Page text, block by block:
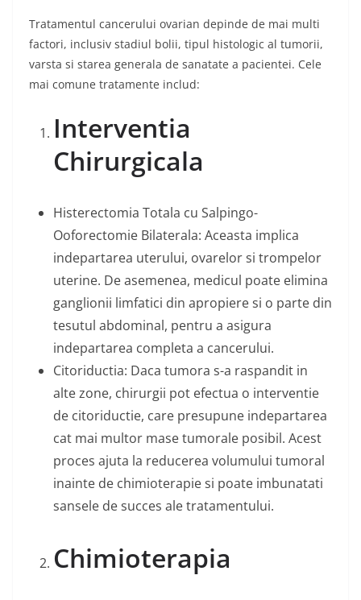
Tratamentul cancerului ovarian depinde de mai multi
factori, inclusiv stadiul bolii, tipul histologic al tumorii,
varsta si starea generala de sanatate a pacientei. Cele
mai comune tratamente includ:
Interventia
Chirurgicala
Histerectomia Totala cu Salpingo-
Ooforectomie Bilaterala: Aceasta implica
indepartarea uterului, ovarelor si trompelor
uterine. De asemenea, medicul poate elimina
ganglionii limfatici din apropiere si o parte din
tesutul abdominal, pentru a asigura
indepartarea completa a cancerului.
Citoriductia: Daca tumora s-a raspandit in
alte zone, chirurgii pot efectua o interventie
de citoriductie, care presupune indepartarea
cat mai multor mase tumorale posibil. Acest
proces ajuta la reducerea volumului tumoral
inainte de chimioterapie si poate imbunatati
sansele de succes ale tratamentului.
Chimioterapia